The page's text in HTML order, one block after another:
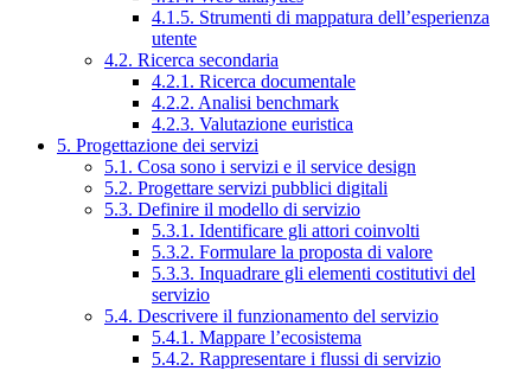
4.1.5. Strumenti di mappatura dell’esperienza
utente
4.2. Ricerca secondaria
4.2.1. Ricerca documentale
4.2.2. Analisi benchmark
4.2.3. Valutazione euristica
5. Progettazione dei servizi
5.1. Cosa sono i servizi e il service design
5.2. Progettare servizi pubblici digitali
5.3. Definire il modello di servizio
5.3.1. Identificare gli attori coinvolti
5.3.2. Formulare la proposta di valore
5.3.3. Inquadrare gli elementi costitutivi del
servizio
5.4. Descrivere il funzionamento del servizio
5.4.1. Mappare l’ecosistema
5.4.2. Rappresentare i flussi di servizio